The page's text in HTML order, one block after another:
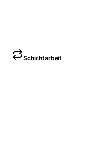
Schichtarbeit